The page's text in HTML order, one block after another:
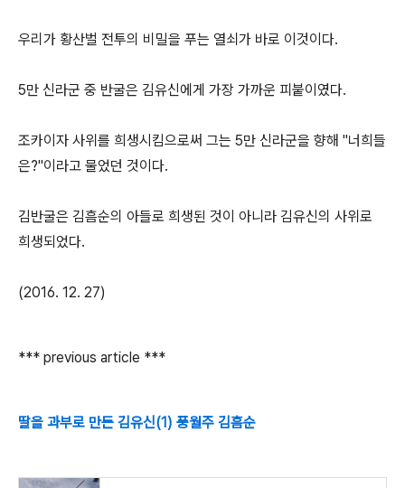
우리가 황산벌 전투의 비밀을 푸는 열쇠가 바로 이것이다.
5만 신라군 중 반굴은 김유신에게 가장 가까운 피붙이였다.
조카이자 사위를 희생시킴으로써 그는 5만 신라군을 향해 "너희들
은?"이라고 물었던 것이다.
김반굴은 김흠순의 아들로 희생된 것이 아니라 김유신의 사위로
희생되었다.
(2016. 12. 27)
*** previous article ***
딸을 과부로 만든 김유신(1) 풍월주 김흠순